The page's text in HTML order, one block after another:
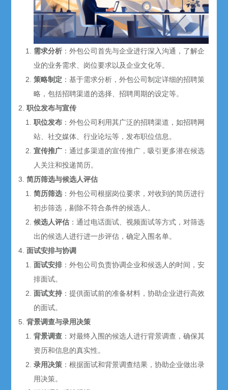
需求分析 ：外包公司首先与企业进行深入沟通，了解企
业的业务需求、岗位要求以及企业文化等。
策略制定 ：基于需求分析，外包公司制定详细的招聘策
略，包括招聘渠道的选择、招聘周期的设定等。
职位发布与宣传
职位发布 ：外包公司利用其广泛的招聘渠道，如招聘网
站、社交媒体、行业论坛等，发布职位信息。
宣传推广 ：通过多渠道的宣传推广，吸引更多潜在候选
人关注和投递简历。
简历筛选与候选人评估
简历筛选：外包公司根据岗位要求，对收到的简历进行
初步筛选，剔除不符合条件的候选人。
候选人评估 ：通过电话面试、视频面试等方式，对筛选
出的候选人进行进一步评估，确定入围名单。
面试安排与协调
面试安排 ：外包公司负责协调企业和候选人的时间，安
排面试。
面试支持 ：提供面试前的准备材料，协助企业进行高效
的面试。
背景调查与录用决策
背景调查 ：对最终入围的候选人进行背景调查，确保其
资历和信息的真实性。
录用决策 ：根据面试和背景调查结果，协助企业做出录
用决策。